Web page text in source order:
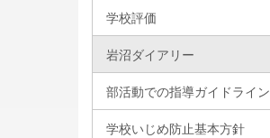
学校評価
岩沼ダイアリー
部活動での指導ガイドライン
学校いじめ防止基本方針